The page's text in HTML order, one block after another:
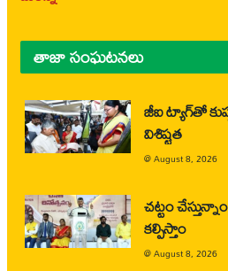
తాజా సంఘటనలు
జీఐ ట్యాగ్‌తో
విశిష్టత
@August 8, 2026
చట్టం
కల్పిస్తాం
@August 8, 2026